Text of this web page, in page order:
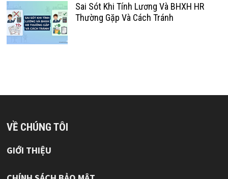
Sai Sót Khi Tính Lương Và BHXH HR
Thường Gặp Và Cách Tránh
VỀ CHÚNG TÔI
GIỚI THIỆU